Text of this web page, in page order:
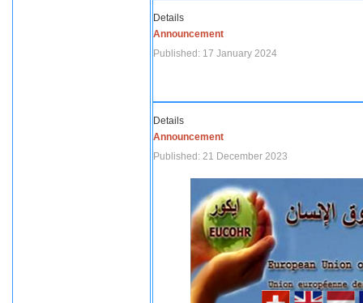
Details
Announcement
Published: 17 January 2024
Details
Announcement
Published: 21 December 2023